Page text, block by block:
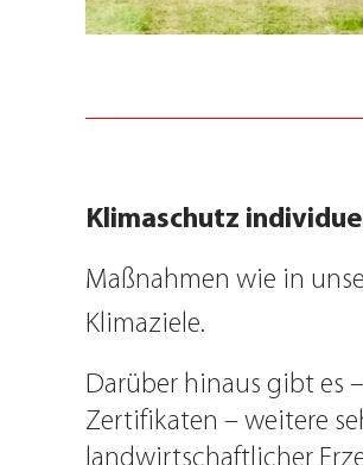
Klimaschutz
Maßnahmen wie in
Klimaziele.
Darüber hinaus gibt es
Zertifikaten – weitere